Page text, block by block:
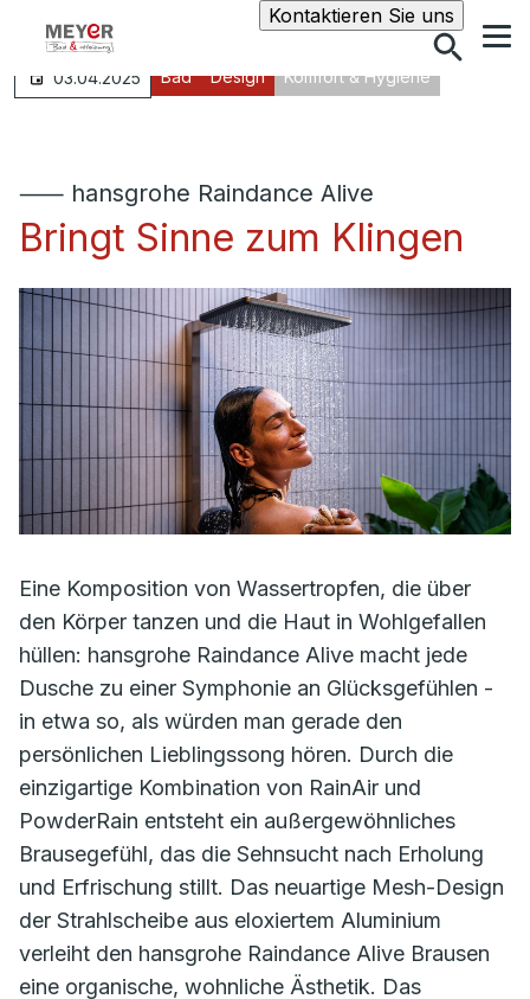
Kontaktieren Sie unsSuche
03.04.2025 Bad Design Komfort & Hygiene
⸺ hansgrohe Raindance Alive
Bringt Sinne zum Klingen
Eine Komposition von Wassertropfen, die über
den Körper tanzen und die Haut in Wohlgefallen
hüllen: hansgrohe Raindance Alive macht jede
Dusche zu einer Symphonie an Glücksgefühlen -
in etwa so, als würden man gerade den
persönlichen Lieblingssong hören. Durch die
einzigartige Kombination von RainAir und
PowderRain entsteht ein außergewöhnliches
Brausegefühl, das die Sehnsucht nach Erholung
und Erfrischung stillt. Das neuartige Mesh-Design
der Strahlscheibe aus eloxiertem Aluminium
verleiht den hansgrohe Raindance Alive Brausen
eine organische, wohnliche Ästhetik. Das